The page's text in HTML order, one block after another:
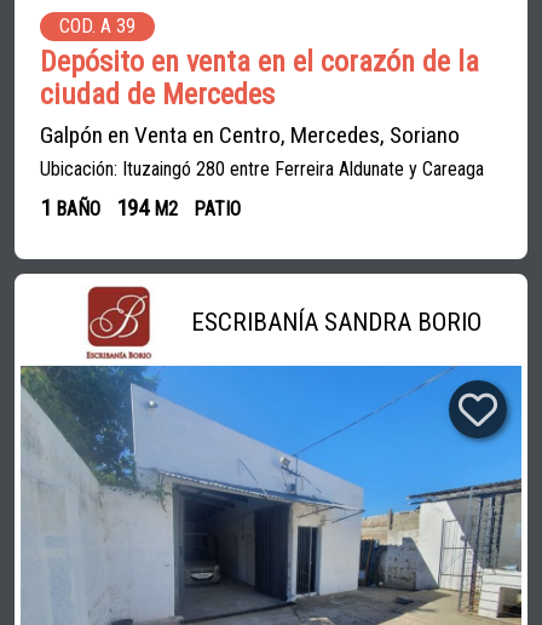
COD. A 39
Depósito en venta en el corazón de la
ciudad de Mercedes
Galpón en Venta en Centro, Mercedes, Soriano
Ubicación: Ituzaingó 280 entre Ferreira Aldunate y Careaga
1 BAÑO 194 M2 PATIO
ESCRIBANÍA SANDRA BORIO